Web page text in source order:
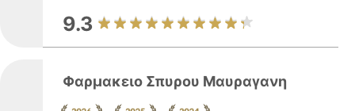
9.3
Φαρμακειο Σπυρου Μαυραγανη